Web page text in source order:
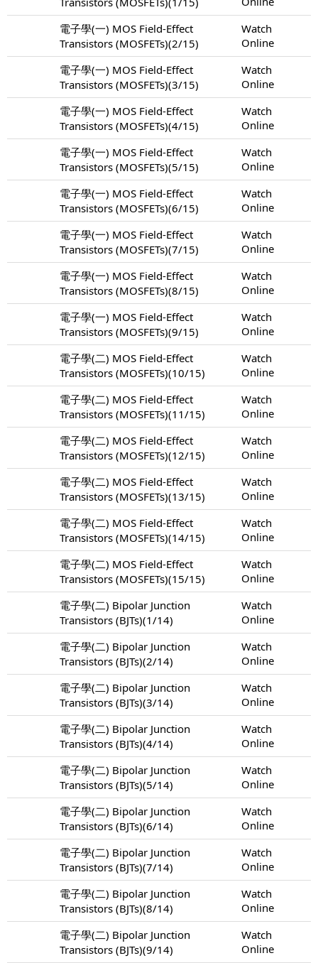
電子學(一) MOS Field-Effect
Transistors (MOSFETs)(2/15)
Watch
Online
電子學(一) MOS Field-Effect
Transistors (MOSFETs)(3/15)
Watch
Online
電子學(一) MOS Field-Effect
Transistors (MOSFETs)(4/15)
Watch
Online
電子學(一) MOS Field-Effect
Transistors (MOSFETs)(5/15)
Watch
Online
電子學(一) MOS Field-Effect
Transistors (MOSFETs)(6/15)
Watch
Online
電子學(一) MOS Field-Effect
Transistors (MOSFETs)(7/15)
Watch
Online
電子學(一) MOS Field-Effect
Transistors (MOSFETs)(8/15)
Watch
Online
電子學(一) MOS Field-Effect
Transistors (MOSFETs)(9/15)
Watch
Online
電子學(二) MOS Field-Effect
Transistors (MOSFETs)(10/15)
Watch
Online
電子學(二) MOS Field-Effect
Transistors (MOSFETs)(11/15)
Watch
Online
電子學(二) MOS Field-Effect
Transistors (MOSFETs)(12/15)
Watch
Online
電子學(二) MOS Field-Effect
Transistors (MOSFETs)(13/15)
Watch
Online
電子學(二) MOS Field-Effect
Transistors (MOSFETs)(14/15)
Watch
Online
電子學(二) MOS Field-Effect
Transistors (MOSFETs)(15/15)
Watch
Online
電子學(二) Bipolar Junction
Transistors (BJTs)(1/14)
Watch
Online
電子學(二) Bipolar Junction
Transistors (BJTs)(2/14)
Watch
Online
電子學(二) Bipolar Junction
Transistors (BJTs)(3/14)
Watch
Online
電子學(二) Bipolar Junction
Transistors (BJTs)(4/14)
Watch
Online
電子學(二) Bipolar Junction
Transistors (BJTs)(5/14)
Watch
Online
電子學(二) Bipolar Junction
Transistors (BJTs)(6/14)
Watch
Online
電子學(二) Bipolar Junction
Transistors (BJTs)(7/14)
Watch
Online
電子學(二) Bipolar Junction
Transistors (BJTs)(8/14)
Watch
Online
電子學(二) Bipolar Junction
Transistors (BJTs)(9/14)
Watch
Online